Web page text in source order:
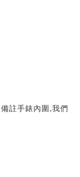
註手錶內圍,我們